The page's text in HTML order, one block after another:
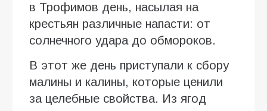
в Трофимов день, насылая на
крестьян различные напасти: от
солнечного удара до обмороков.
В этот же день приступали к сбору
малины и калины, которые ценили
за целебные свойства. Из ягод